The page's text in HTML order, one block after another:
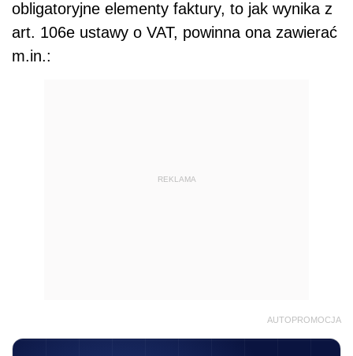
obligatoryjne elementy faktury, to jak wynika z
art. 106e ustawy o VAT, powinna ona zawierać
m.in.:
REKLAMA
AUTOPROMOCJA